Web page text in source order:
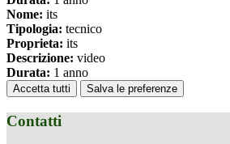
Nome: its
Tipologia: tecnico
Proprieta: its
Descrizione: video
Durata: 1 anno
Accetta tutti Salva le preferenze
Contatti